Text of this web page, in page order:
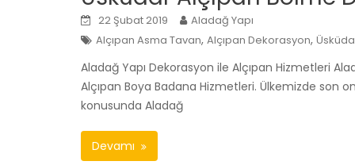
22 Şubat 2019
Aladağ Yapı
Alçıpan Asma Tavan, Alçıpan Dekorasyon,
Aladağ Yapı Dekorasyon ile Alçıpan Hizmetleri
Alçıpan Boya Badana Hizmetleri. Ülkemizde son
konusunda Aladağ
Devamı